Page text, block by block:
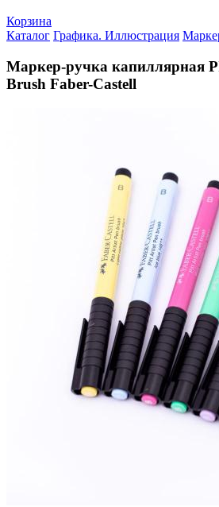
Корзина
Каталог Графика. Иллюстрация
Маркер-ручка капиллярная
Brush Faber-Castell